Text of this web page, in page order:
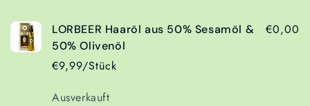
LORBEER Haaröl aus 50% Sesamöl &
50% Olivenöl
€9,99/Stück
€0,00
Anzahl
Ausverkauft